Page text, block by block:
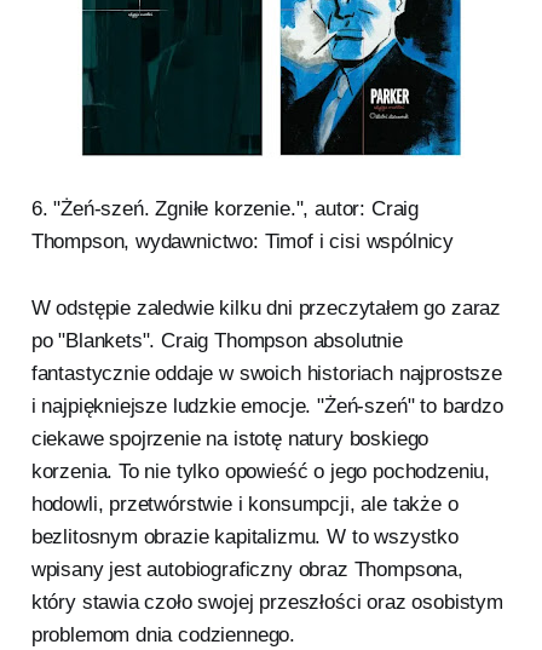
6. "Żeń-szeń. Zgniłe korzenie.", autor: Craig
Thompson, wydawnictwo: Timof i cisi wspólnicy
W odstępie zaledwie kilku dni przeczytałem go zaraz
po "Blankets". Craig Thompson absolutnie
fantastycznie oddaje w swoich historiach najprostsze
i najpiękniejsze ludzkie emocje. "Żeń-szeń" to bardzo
ciekawe spojrzenie na istotę natury boskiego
korzenia. To nie tylko opowieść o jego pochodzeniu,
hodowli, przetwórstwie i konsumpcji, ale także o
bezlitosnym obrazie kapitalizmu. W to wszystko
wpisany jest autobiograficzny obraz Thompsona,
który stawia czoło swojej przeszłości oraz osobistym
problemom dnia codziennego.